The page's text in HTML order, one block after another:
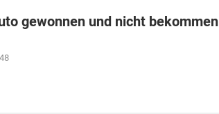
gewonnen und nicht bekommen